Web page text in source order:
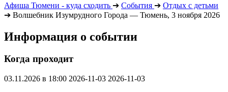
Афиша Тюмени - куда сходить ➔ События ➔ Отдых с детьми
➔ Волшебник Изумрудного Города — Тюмень, 3 ноября 2026
Информация о событии
Когда проходит
03.11.2026 в 18:00 2026-11-03 2026-11-03